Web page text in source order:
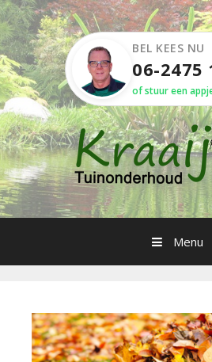
Spring
naar
inhoud
BEL KEES NU
06-2475
of stuur een
Menu